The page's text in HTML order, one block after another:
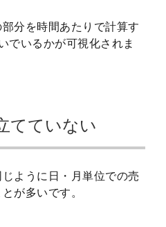
分を時間あたりで計算す
でいるかが可視化されま
てていない
ように日・月単位での売
が多いです。